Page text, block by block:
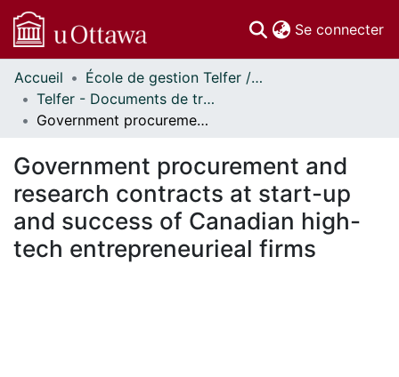
Se connecter
Communautés
et collections
Parcourir
À propos
Accueil
École de gestion Telfer // Telfer School of Management
Telfer - Documents de travail // Telfer - Working Papers
Government procurement and research contracts at start-up and success of Canadian high-tech entrepreneurieal firms
Government procurement and
research contracts at start-up
and success of Canadian high-
tech entrepreneurieal firms